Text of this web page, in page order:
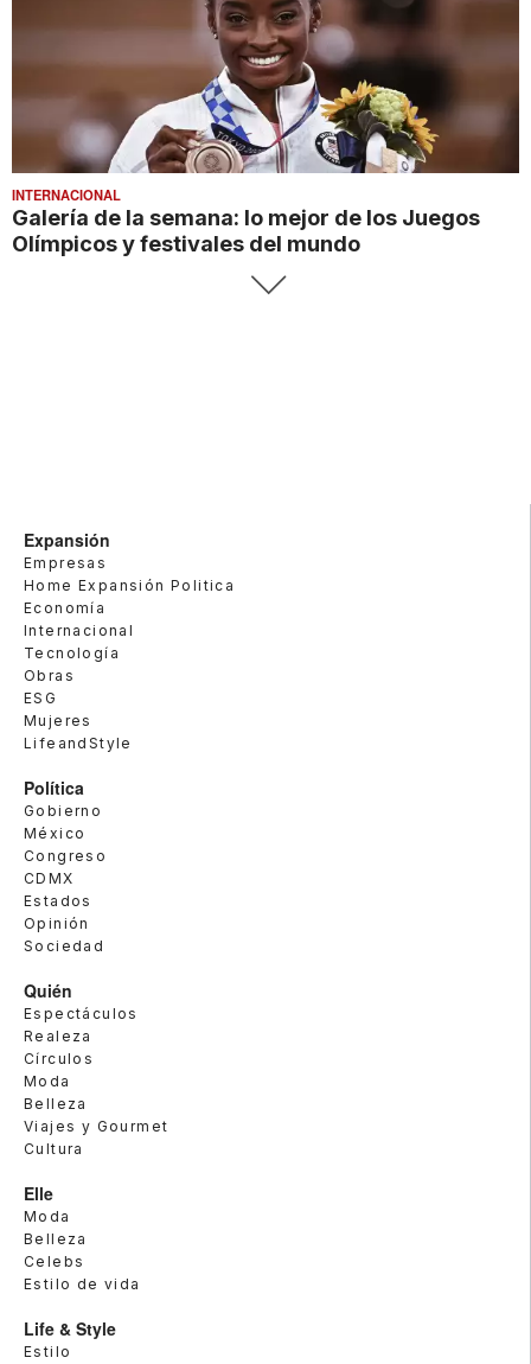
INTERNACIONAL
Galería de la semana: lo mejor de los Juegos
Olímpicos y festivales del mundo
Expansión
Empresas
Home Expansión Politica
Economía
Internacional
Tecnología
Obras
ESG
Mujeres
LifeandStyle
Política
Gobierno
México
Congreso
CDMX
Estados
Opinión
Sociedad
Quién
Espectáculos
Realeza
Círculos
Moda
Belleza
Viajes y Gourmet
Cultura
Elle
Moda
Belleza
Celebs
Estilo de vida
Life & Style
Estilo